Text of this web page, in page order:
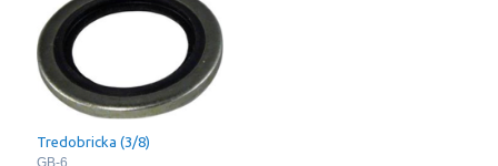
Tredobricka (3/8)
GB-6